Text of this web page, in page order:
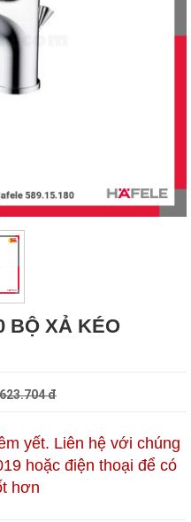
BỘ XẢ KÉO
đ
yết. Liên hệ với chúng
hoặc điện thoại để có
hơn